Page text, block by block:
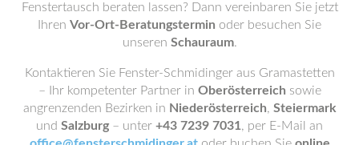
Fenstertausch beraten lassen? Dann vereinbaren Sie jetzt
Ihren Vor-Ort-Beratungstermin oder besuchen Sie
unseren Schauraum.
Kontaktieren Sie Fenster-Schmidinger aus Gramastetten
– Ihr kompetenter Partner in Oberösterreich sowie
angrenzenden Bezirken in Niederösterreich, Steiermark
und Salzburg – unter +43 7239 7031, per E-Mail an